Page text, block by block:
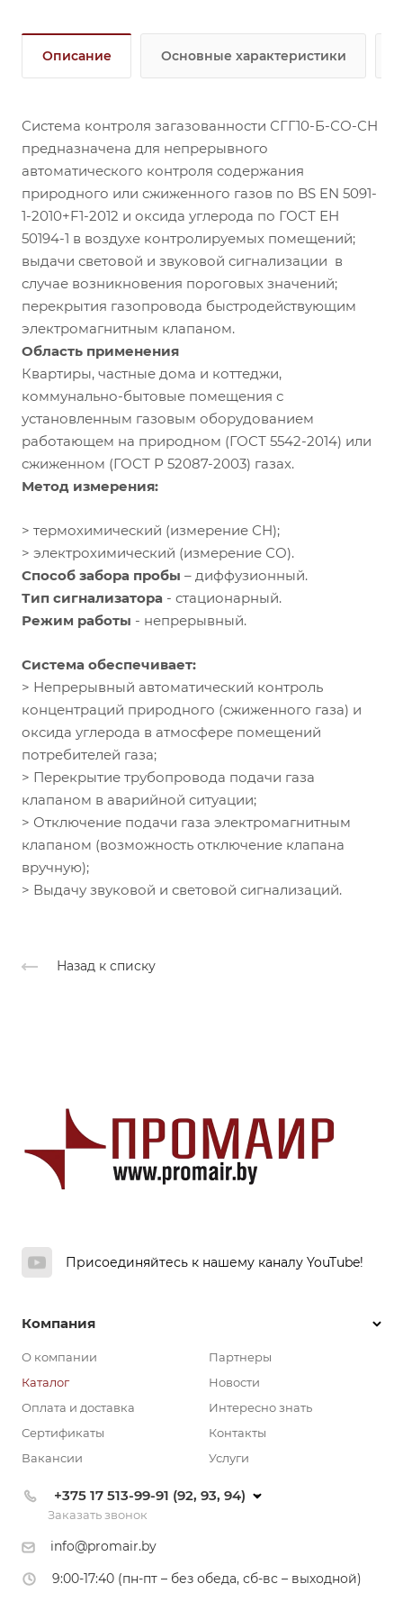
Режим работы- непрерывный. Система
обеспечивает:
> Непрерывный автоматический контроль
оксида углерода в атмосфере помещений
> Отключение подачи газа электромагнитным
клапаном (возможность отключение клапана
вручную);
> Выдачу звуковой и световой сигнализаций.
Описание Основные характеристики
Система контроля загазованности СГГ10-Б-СО-СН
предназначена для непрерывного
автоматического контроля содержания
природного или сжиженного газов по BS EN 5091-
1-2010+F1-2012 и оксида углерода по ГОСТ ЕН
50194-1 в воздухе контролируемых помещений;
выдачи световой и звуковой сигнализации в
случае возникновения пороговых значений;
перекрытия газопровода быстродействующим
электромагнитным клапаном.
Область применения
Квартиры, частные дома и коттеджи,
коммунально-бытовые помещения с
установленным газовым оборудованием
работающем на природном (ГОСТ 5542-2014) или
сжиженном (ГОСТ Р 52087-2003) газах.
Метод измерения:
> термохимический (измерение СН);
> электрохимический (измерение СО).
Способ забора пробы – диффузионный.
Тип сигнализатора - стационарный.
Режим работы - непрерывный.
Система обеспечивает:
> Непрерывный автоматический контроль
концентраций природного (сжиженного газа) и
оксида углерода в атмосфере помещений
потребителей газа;
> Перекрытие трубопровода подачи газа
клапаном в аварийной ситуации;
> Отключение подачи газа электромагнитным
клапаном (возможность отключение клапана
вручную);
> Выдачу звуковой и световой сигнализаций.
Назад к списку
Присоединяйтесь к нашему каналу YouTube!
Компания
О компании
Каталог
Оплата и доставка
Сертификаты
Вакансии
Партнеры
Новости
Интересно знать
Контакты
Услуги
+375 17 513-99-91 (92, 93, 94)
Заказать звонок
info@promair.by
9:00-17:40 (пн-пт – без обеда, сб-вс – выходной)